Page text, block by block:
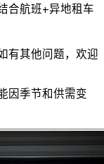
合航班+异地租车
有其他问题，欢迎
因季节和供需变